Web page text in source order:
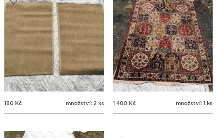
180 Kč množství: 2 ks 1 400 Kč množství: 1 ks